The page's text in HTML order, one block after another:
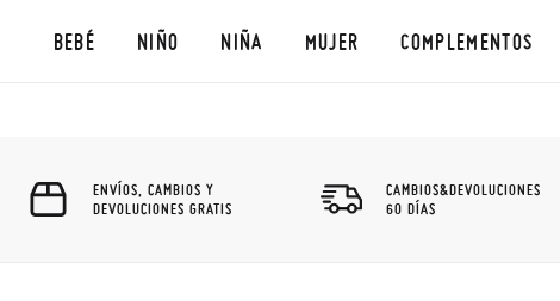
BEBÉ NIÑO NIÑA MUJER COMPLEMENTOS
ENVÍOS, CAMBIOS Y
DEVOLUCIONES GRATIS
CAMBIOS&DEVOLUCIONES
60 DÍAS